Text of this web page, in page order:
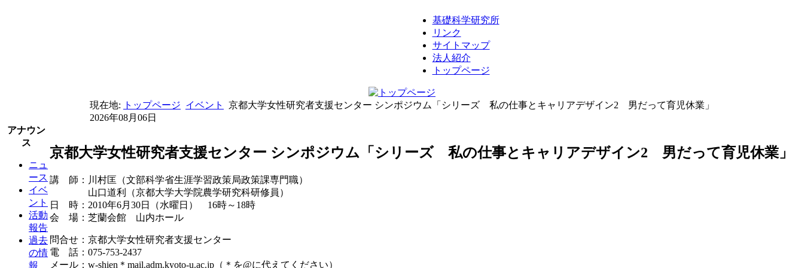
基礎科学研究所
リンク
サイトマップ
法人紹介
トップページ
現在地: トップページ イベント
京都大学女性研究者支援センター シンポジウム「シリーズ 私の仕事とキャリアデザイン2 男だって育児休業」
2026年08月06日
アナウン
ス
ニュ
ース
イベ
ント
活動
報告
過去
の情
報
京都大学女性研究者支援センター シンポジウム「シリーズ 私の仕事とキャリアデザイン2 男だって育児休業」
講 師：川村匡（文部科学省生涯学習政策局政策課専門職）
山口道利（京都大学大学院農学研究科研修員）
日 時：2010年6月30日（水曜日） 16時～18時
会 場：芝蘭会館 山内ホール
問合せ：京都大学女性研究者支援センター
電 話：075-753-2437
メール：w-shien＊mail.adm.kyoto-u.ac.jp（＊を@に代えてください）